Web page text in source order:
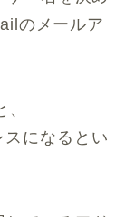
のメールア
スになるとい